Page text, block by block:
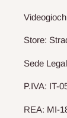
Store:
Sede
P.IVA: IT-
REA: MI-